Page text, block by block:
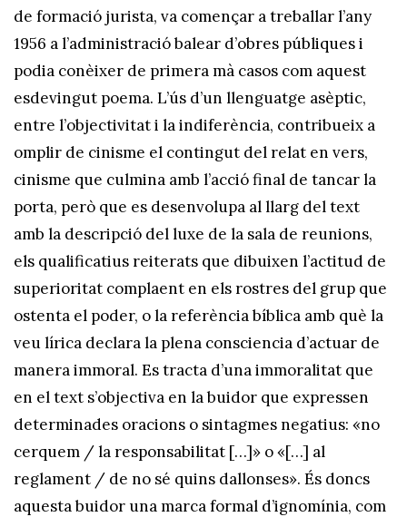
de formació jurista, va començar a treballar l’any
1956 a l’administració balear d’obres públiques i
podia conèixer de primera mà casos com aquest
esdevingut poema. L’ús d’un llenguatge asèptic,
entre l’objectivitat i la indiferència, contribueix a
omplir de cinisme el contingut del relat en vers,
cinisme que culmina amb l’acció final de tancar la
porta, però que es desenvolupa al llarg del text
amb la descripció del luxe de la sala de reunions,
els qualificatius reiterats que dibuixen l’actitud de
superioritat complaent en els rostres del grup que
ostenta el poder, o la referència bíblica amb què la
veu lírica declara la plena consciencia d’actuar de
manera immoral. Es tracta d’una immoralitat que
en el text s’objectiva en la buidor que expressen
determinades oracions o sintagmes negatius: «no
cerquem / la responsabilitat […]» o «[…] al
reglament / de no sé quins dallonses». És doncs
aquesta buidor una marca formal d’ignomínia, com